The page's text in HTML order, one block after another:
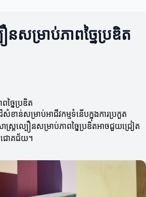
នសម្រាប់ភាពច្នៃប្រឌិត
ច្នៃប្រឌិត
សំខាន់សម្រាប់អាជីវកម្មទំនើបក្នុងការប្រកួត
ស្ត្រល្បឿនសម្រាប់ភាពច្នៃប្រឌិតអាចជួយជ្រៀត
ាជោគជ័យ។